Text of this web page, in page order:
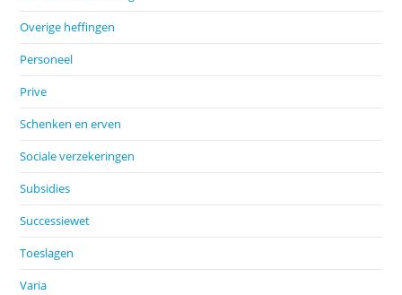
Overige heffingen
Personeel
Prive
Schenken en erven
Sociale verzekeringen
Subsidies
Successiewet
Toeslagen
Varia